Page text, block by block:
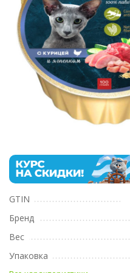
GTIN
Бренд
Вес
Упаковка